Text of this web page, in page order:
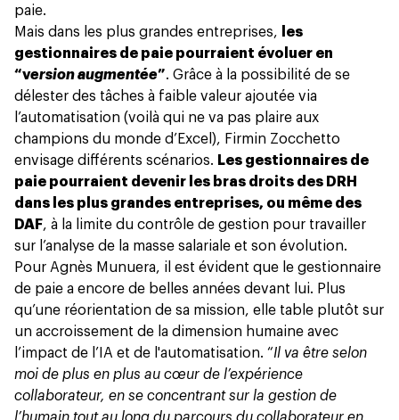
paie.
Mais dans les plus grandes entreprises,
les
gestionnaires de paie pourraient évoluer en
“version augmentée”. Grâce à la possibilité de se
délester des tâches à faible valeur ajoutée via
l’automatisation (voilà qui ne va pas plaire aux
champions du monde d’Excel ), Firmin Zocchetto
envisage différents scénarios. Les gestionnaires de
paie pourraient devenir les bras droits des DRH
dans les plus grandes entreprises, ou même des
DAF, à la limite du contrôle de gestion pour travailler
sur l’analyse de la masse salariale et son évolution.
Pour Agnès Munuera, il est évident que le gestionnaire
de paie a encore de belles années devant lui. Plus
qu’une réorientation de sa mission, elle table plutôt sur
un accroissement de la dimension humaine avec
l’impact de l’IA et de l'automatisation. “Il va être selon
moi de plus en plus au cœur de l’expérience
collaborateur, en se concentrant sur la gestion de
l’humain tout au long du parcours du collaborateur en